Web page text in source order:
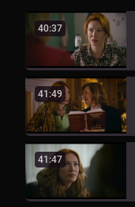
40:37
41:49
41:47